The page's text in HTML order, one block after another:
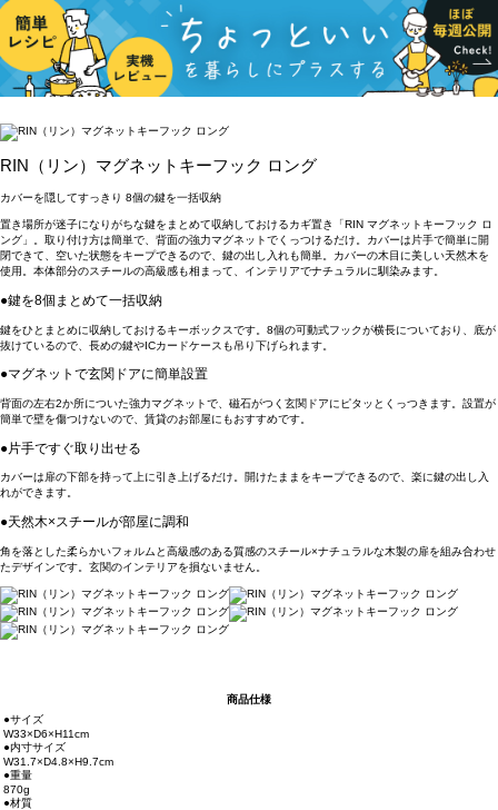
RIN（リン）マグネットキーフック ロング
カバーを隠してすっきり 8個の鍵を一括収納
置き場所が迷子になりがちな鍵をまとめて収納しておけるカギ置き「RIN マグネットキーフック ロ
ング」。取り付け方は簡単で、背面の強力マグネットでくっつけるだけ。カバーは片手で簡単に開
閉できて、空いた状態をキープできるので、鍵の出し入れも簡単。カバーの木目に美しい天然木を
使用。本体部分のスチールの高級感も相まって、インテリアでナチュラルに馴染みます。
●鍵を8個まとめて一括収納
鍵をひとまとめに収納しておけるキーボックスです。8個の可動式フックが横長についており、底が
抜けているので、長めの鍵やICカードケースも吊り下げられます。
●マグネットで玄関ドアに簡単設置
背面の左右2か所についた強力マグネットで、磁石がつく玄関ドアにピタッとくっつきます。設置が
簡単で壁を傷つけないので、賃貸のお部屋にもおすすめです。
●片手ですぐ取り出せる
カバーは扉の下部を持って上に引き上げるだけ。開けたままをキープできるので、楽に鍵の出し入
れができます。
●天然木×スチールが部屋に調和
角を落とした柔らかいフォルムと高級感のある質感のスチール×ナチュラルな木製の扉を組み合わせ
たデザインです。玄関のインテリアを損ないません。
商品仕様
●サイズ
W33×D6×H11cm
●内寸サイズ
W31.7×D4.8×H9.7cm
●重量
870g
●材質